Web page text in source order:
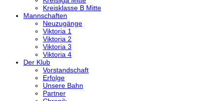
Kreisklasse B Mitte
Mannschaften
Neuzugänge
Viktoria 1
Viktoria 2
Viktoria 3
Viktoria 4
Der Klub
Vorstandschaft
Erfolge
Unsere Bahn
Partner